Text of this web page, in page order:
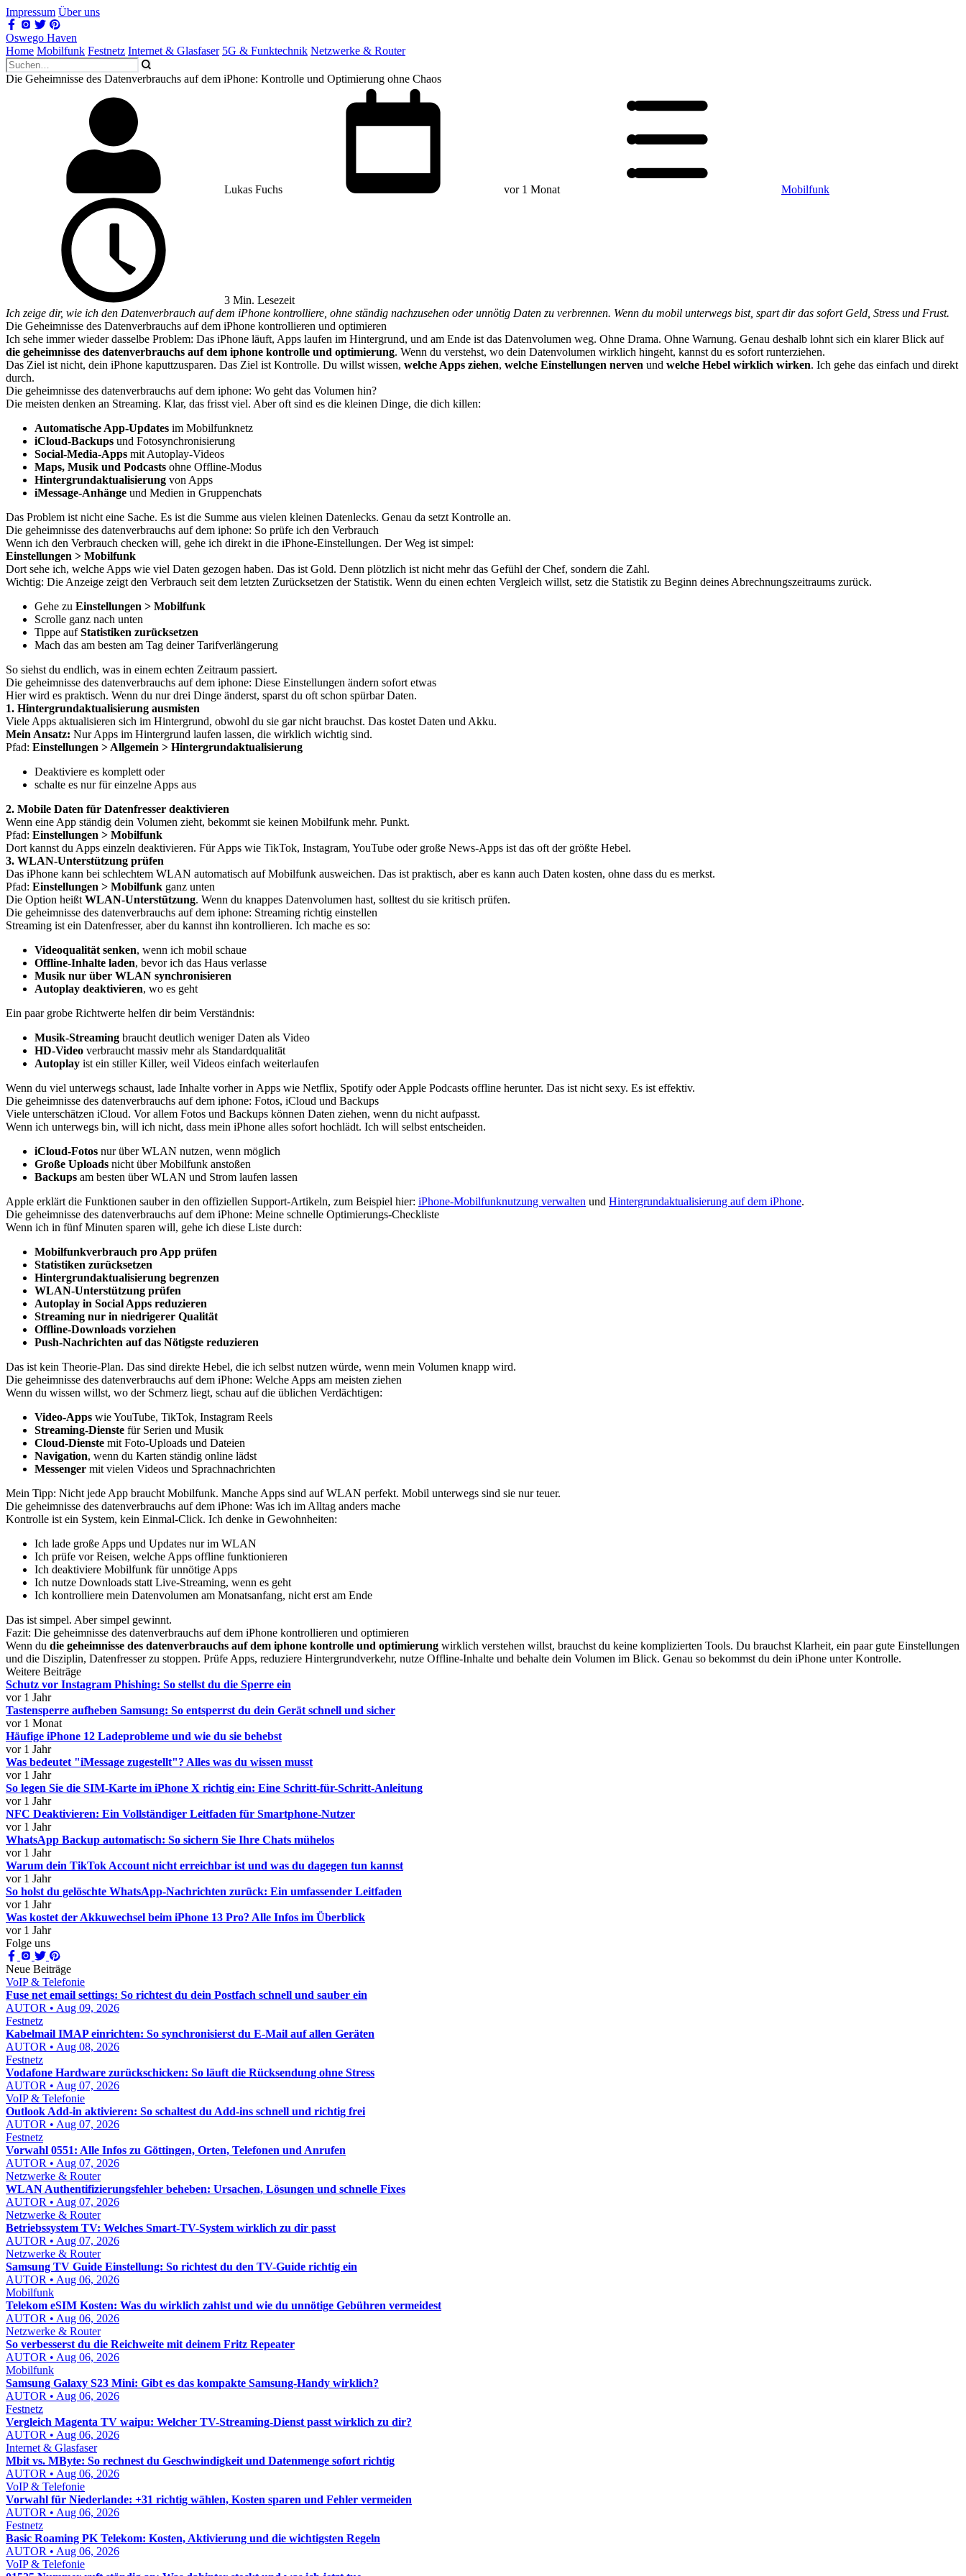
Impressum Über uns
Oswego Haven
Home Mobilfunk Festnetz Internet & Glasfaser 5G & Funktechnik Netzwerke & Router
Die Geheimnisse des Datenverbrauchs auf dem iPhone: Kontrolle und Optimierung ohne Chaos
Lukas Fuchs vor 1 Monat Mobilfunk
3 Min. Lesezeit
Ich zeige dir, wie ich den Datenverbrauch auf dem iPhone kontrolliere, ohne ständig nachzusehen oder unnötig Daten zu verbrennen. Wenn du mobil unterwegs bist, spart dir das sofort Geld, Stress und Frust.
Die Geheimnisse des Datenverbrauchs auf dem iPhone kontrollieren und optimieren
Ich sehe immer wieder dasselbe Problem: Das iPhone läuft, Apps laufen im Hintergrund, und am Ende ist das Datenvolumen weg. Ohne Drama. Ohne Warnung. Genau deshalb lohnt sich ein klarer Blick auf
die geheimnisse des datenverbrauchs auf dem iphone kontrolle und optimierung. Wenn du verstehst, wo dein Datenvolumen wirklich hingeht, kannst du es sofort runterziehen.
Das Ziel ist nicht, dein iPhone kaputtzusparen. Das Ziel ist Kontrolle. Du willst wissen, welche Apps ziehen, welche Einstellungen nerven und welche Hebel wirklich wirken. Ich gehe das einfach und direkt
durch.
Die geheimnisse des datenverbrauchs auf dem iphone: Wo geht das Volumen hin?
Die meisten denken an Streaming. Klar, das frisst viel. Aber oft sind es die kleinen Dinge, die dich killen:
Automatische App-Updates im Mobilfunknetz
iCloud-Backups und Fotosynchronisierung
Social-Media-Apps mit Autoplay-Videos
Maps, Musik und Podcasts ohne Offline-Modus
Hintergrundaktualisierung von Apps
iMessage-Anhänge und Medien in Gruppenchats
Das Problem ist nicht eine Sache. Es ist die Summe aus vielen kleinen Datenlecks. Genau da setzt Kontrolle an.
Die geheimnisse des datenverbrauchs auf dem iphone: So prüfe ich den Verbrauch
Wenn ich den Verbrauch checken will, gehe ich direkt in die iPhone-Einstellungen. Der Weg ist simpel:
Einstellungen > Mobilfunk
Dort sehe ich, welche Apps wie viel Daten gezogen haben. Das ist Gold. Denn plötzlich ist nicht mehr das Gefühl der Chef, sondern die Zahl.
Wichtig: Die Anzeige zeigt den Verbrauch seit dem letzten Zurücksetzen der Statistik. Wenn du einen echten Vergleich willst, setz die Statistik zu Beginn deines Abrechnungszeitraums zurück.
Gehe zu Einstellungen > Mobilfunk
Scrolle ganz nach unten
Tippe aufStatistiken zurücksetzen
Mach das am besten am Tag deiner Tarifverlängerung
So siehst du endlich, was in einem echten Zeitraum passiert.
Die geheimnisse des datenverbrauchs auf dem iphone: Diese Einstellungen ändern sofort etwas
Hier wird es praktisch. Wenn du nur drei Dinge änderst, sparst du oft schon spürbar Daten.
1. Hintergrundaktualisierung ausmisten
Viele Apps aktualisieren sich im Hintergrund, obwohl du sie gar nicht brauchst. Das kostet Daten und Akku.
Mein Ansatz: Nur Apps im Hintergrund laufen lassen, die wirklich wichtig sind.
Pfad: Einstellungen > Allgemein > Hintergrundaktualisierung
Deaktiviere es komplett oder
schalte es nur für einzelne Apps aus
2. Mobile Daten für Datenfresser deaktivieren
Wenn eine App ständig dein Volumen zieht, bekommt sie keinen Mobilfunk mehr. Punkt.
Pfad: Einstellungen > Mobilfunk
Dort kannst du Apps einzeln deaktivieren. Für Apps wie TikTok, Instagram, YouTube oder große News-Apps ist das oft der größte Hebel.
3. WLAN-Unterstützung prüfen
Das iPhone kann bei schlechtem WLAN automatisch auf Mobilfunk ausweichen. Das ist praktisch, aber es kann auch Daten kosten, ohne dass du es merkst.
Pfad: Einstellungen > Mobilfunk ganz unten
Die Option heißt WLAN-Unterstützung. Wenn du knappes Datenvolumen hast, solltest du sie kritisch prüfen.
Die geheimnisse des datenverbrauchs auf dem iphone: Streaming richtig einstellen
Streaming ist ein Datenfresser, aber du kannst ihn kontrollieren. Ich mache es so:
Videoqualität senken, wenn ich mobil schaue
Offline-Inhalte laden, bevor ich das Haus verlasse
Musik nur über WLAN synchronisieren
Autoplay deaktivieren, wo es geht
Ein paar grobe Richtwerte helfen dir beim Verständnis:
Musik-Streaming braucht deutlich weniger Daten als Video
HD-Video verbraucht massiv mehr als Standardqualität
Autoplay ist ein stiller Killer, weil Videos einfach weiterlaufen
Wenn du viel unterwegs schaust, lade Inhalte vorher in Apps wie Netflix, Spotify oder Apple Podcasts offline herunter. Das ist nicht sexy. Es ist effektiv.
Die geheimnisse des datenverbrauchs auf dem iphone: Fotos, iCloud und Backups
Viele unterschätzen iCloud. Vor allem Fotos und Backups können Daten ziehen, wenn du nicht aufpasst.
Wenn ich unterwegs bin, will ich nicht, dass mein iPhone alles sofort hochlädt. Ich will selbst entscheiden.
iCloud-Fotos nur über WLAN nutzen, wenn möglich
Große Uploads nicht über Mobilfunk anstoßen
Backups am besten über WLAN und Strom laufen lassen
Apple erklärt die Funktionen sauber in den offiziellen Support-Artikeln, zum Beispiel hier: iPhone-Mobilfunknutzung verwalten und Hintergrundaktualisierung auf dem iPhone.
Die geheimnisse des datenverbrauchs auf dem iPhone: Meine schnelle Optimierungs-Checkliste
Wenn ich in fünf Minuten sparen will, gehe ich diese Liste durch:
Mobilfunkverbrauch pro App prüfen
Statistiken zurücksetzen
Hintergrundaktualisierung begrenzen
WLAN-Unterstützung prüfen
Autoplay in Social Apps reduzieren
Streaming nur in niedrigerer Qualität
Offline-Downloads vorziehen
Push-Nachrichten auf das Nötigste reduzieren
Das ist kein Theorie-Plan. Das sind direkte Hebel, die ich selbst nutzen würde, wenn mein Volumen knapp wird.
Die geheimnisse des datenverbrauchs auf dem iPhone: Welche Apps am meisten ziehen
Wenn du wissen willst, wo der Schmerz liegt, schau auf die üblichen Verdächtigen:
Video-Apps wie YouTube, TikTok, Instagram Reels
Streaming-Dienste für Serien und Musik
Cloud-Dienste mit Foto-Uploads und Dateien
Navigation, wenn du Karten ständig online lädst
Messenger mit vielen Videos und Sprachnachrichten
Mein Tipp: Nicht jede App braucht Mobilfunk. Manche Apps sind auf WLAN perfekt. Mobil unterwegs sind sie nur teuer.
Die geheimnisse des datenverbrauchs auf dem iPhone: Was ich im Alltag anders mache
Kontrolle ist ein System, kein Einmal-Click. Ich denke in Gewohnheiten:
Ich lade große Apps und Updates nur im WLAN
Ich prüfe vor Reisen, welche Apps offline funktionieren
Ich deaktiviere Mobilfunk für unnötige Apps
Ich nutze Downloads statt Live-Streaming, wenn es geht
Ich kontrolliere mein Datenvolumen am Monatsanfang, nicht erst am Ende
Das ist simpel. Aber simpel gewinnt.
Fazit: Die geheimnisse des datenverbrauchs auf dem iPhone kontrollieren und optimieren
Wenn du die geheimnisse des datenverbrauchs auf dem iphone kontrolle und optimierung wirklich verstehen willst, brauchst du keine komplizierten Tools. Du brauchst Klarheit, ein paar gute Einstellungen
und die Disziplin, Datenfresser zu stoppen. Prüfe Apps, reduziere Hintergrundverkehr, nutze Offline-Inhalte und behalte dein Volumen im Blick. Genau so bekommst du dein iPhone unter Kontrolle.
Weitere Beiträge
Schutz vor Instagram Phishing: So stellst du die Sperre ein
vor 1 Jahr
Tastensperre aufheben Samsung: So entsperrst du dein Gerät schnell und sicher
vor 1 Monat
Häufige iPhone 12 Ladeprobleme und wie du sie behebst
vor 1 Jahr
Was bedeutet "iMessage zugestellt"? Alles was du wissen musst
vor 1 Jahr
So legen Sie die SIM-Karte im iPhone X richtig ein: Eine Schritt-für-Schritt-Anleitung
vor 1 Jahr
NFC Deaktivieren: Ein Vollständiger Leitfaden für Smartphone-Nutzer
vor 1 Jahr
WhatsApp Backup automatisch: So sichern Sie Ihre Chats mühelos
vor 1 Jahr
Warum dein TikTok Account nicht erreichbar ist und was du dagegen tun kannst
vor 1 Jahr
So holst du gelöschte WhatsApp-Nachrichten zurück: Ein umfassender Leitfaden
vor 1 Jahr
Was kostet der Akkuwechsel beim iPhone 13 Pro? Alle Infos im Überblick
vor 1 Jahr
Folge uns
Neue Beiträge
VoIP & Telefonie
Fuse net email settings: So richtest du dein Postfach schnell und sauber ein
AUTOR • Aug 09, 2026
Festnetz
Kabelmail IMAP einrichten: So synchronisierst du E-Mail auf allen Geräten
AUTOR • Aug 08, 2026
Festnetz
Vodafone Hardware zurückschicken: So läuft die Rücksendung ohne Stress
AUTOR • Aug 07, 2026
VoIP & Telefonie
Outlook Add-in aktivieren: So schaltest du Add-ins schnell und richtig frei
AUTOR • Aug 07, 2026
Festnetz
Vorwahl 0551: Alle Infos zu Göttingen, Orten, Telefonen und Anrufen
AUTOR • Aug 07, 2026
Netzwerke & Router
WLAN Authentifizierungsfehler beheben: Ursachen, Lösungen und schnelle Fixes
AUTOR • Aug 07, 2026
Netzwerke & Router
Betriebssystem TV: Welches Smart-TV-System wirklich zu dir passt
AUTOR • Aug 07, 2026
Netzwerke & Router
Samsung TV Guide Einstellung: So richtest du den TV-Guide richtig ein
AUTOR • Aug 06, 2026
Mobilfunk
Telekom eSIM Kosten: Was du wirklich zahlst und wie du unnötige Gebühren vermeidest
AUTOR • Aug 06, 2026
Netzwerke & Router
So verbesserst du die Reichweite mit deinem Fritz Repeater
AUTOR • Aug 06, 2026
Mobilfunk
Samsung Galaxy S23 Mini: Gibt es das kompakte Samsung-Handy wirklich?
AUTOR • Aug 06, 2026
Festnetz
Vergleich Magenta TV waipu: Welcher TV-Streaming-Dienst passt wirklich zu dir?
AUTOR • Aug 06, 2026
Internet & Glasfaser
Mbit vs. MByte: So rechnest du Geschwindigkeit und Datenmenge sofort richtig
AUTOR • Aug 06, 2026
VoIP & Telefonie
Vorwahl für Niederlande: +31 richtig wählen, Kosten sparen und Fehler vermeiden
AUTOR • Aug 06, 2026
Festnetz
Basic Roaming PK Telekom: Kosten, Aktivierung und die wichtigsten Regeln
AUTOR • Aug 06, 2026
VoIP & Telefonie